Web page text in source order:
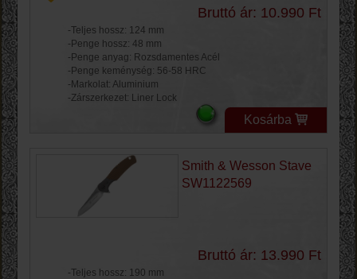
Bruttó ár: 10.990 Ft
-Teljes hossz: 124 mm
-Penge hossz: 48 mm
-Penge anyag: Rozsdamentes Acél
-Penge keménység: 56-58 HRC
-Markolat: Aluminium
-Zárszerkezet: Liner Lock
Kosárba
Smith & Wesson Stave
SW1122569
Bruttó ár: 13.990 Ft
-Teljes hossz: 190 mm